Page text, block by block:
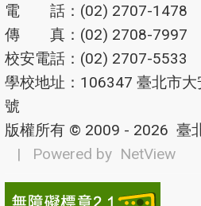
電 話：(02) 2707-1478
傳 真：(02) 2708-7997
校安電話：(02) 2707-5533
學校地址：106347 臺北市
號
版權所有 © 2009 - 2026 臺
| Powered by NetView